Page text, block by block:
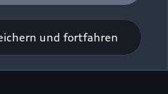
und fortfahren
amSamstag 09:00